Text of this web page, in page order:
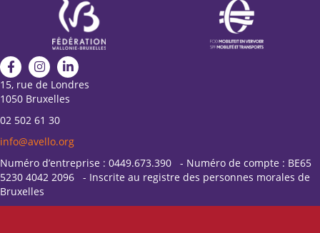
15, rue de Londres
1050 Bruxelles
02 502 61 30
info@avello.org
Numéro d’entreprise : 0449.673.390 - Numéro de compte : BE65
5230 4042 2096 - Inscrite au registre des personnes morales de
Bruxelles